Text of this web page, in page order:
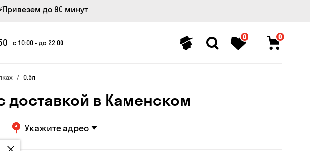
до 90 минут
с 10:00 - до 22:00
0 0
0.5л
доставкой в ​​Каменском
Укажите адрес